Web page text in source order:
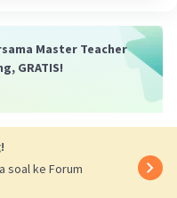
Master Teacher
GRATIS!
soal ke Forum